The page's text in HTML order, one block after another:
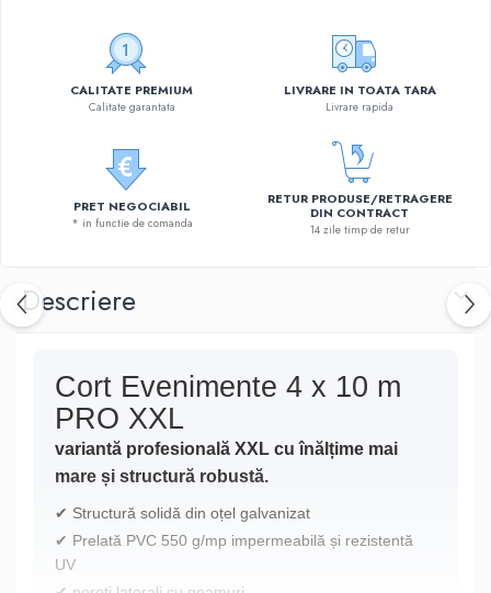
CALITATE PREMIUM
Calitate garantata
LIVRARE IN TOATA TARA
Livrare rapida
PRET NEGOCIABIL
* in functie de comanda
RETUR PRODUSE/RETRAGERE
DIN CONTRACT
14 zile timp de retur
Descriere
Cort Evenimente 4 x 10 m
PRO XXL
variantă profesională XXL cu înălțime mai
mare și structură robustă.
✔ Structură solidă din oțel galvanizat
✔ Prelată PVC 550 g/mp impermeabilă și rezistentă
UV